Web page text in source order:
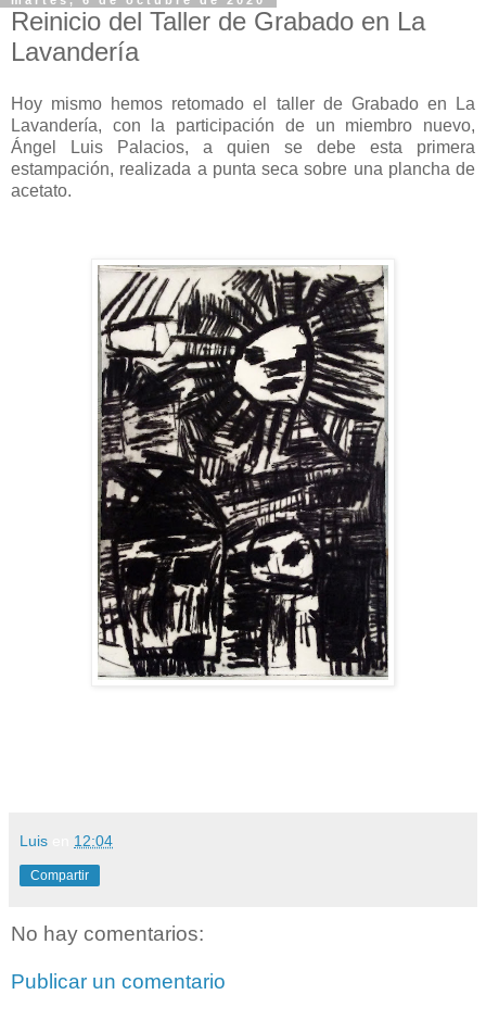
Reinicio del Taller de Grabado en La
Lavandería
Hoy mismo hemos retomado el taller de Grabado en La
Lavandería, con la participación de un miembro nuevo,
Ángel Luis Palacios, a quien se debe esta primera
estampación, realizada a punta seca sobre una plancha de
acetato.
Luis 12:04
Compartir
No hay comentarios:
Publicar un comentario